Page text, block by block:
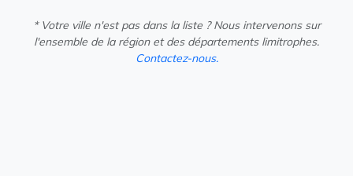
* Votre ville n'est pas dans la liste ? Nous intervenons sur
l'ensemble de la région et des départements limitrophes.
Contactez-nous.